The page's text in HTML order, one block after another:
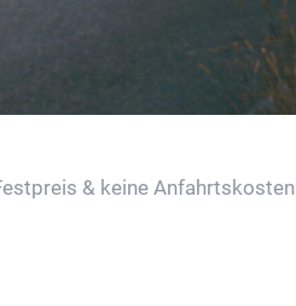
& keine Anfahrtskosten